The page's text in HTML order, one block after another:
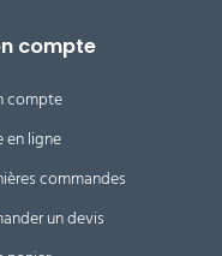
compte
compte
en ligne
commandes
un devis